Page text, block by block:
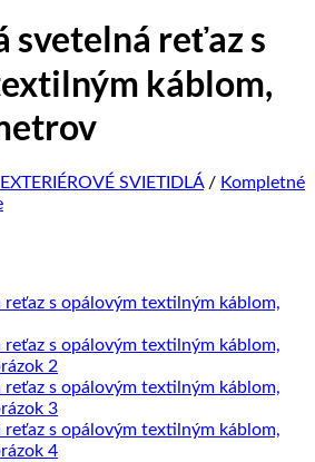
svetelná reťaz s
káblom,
EXTERIÉROVÉ SVIETIDLÁ / Kompletné